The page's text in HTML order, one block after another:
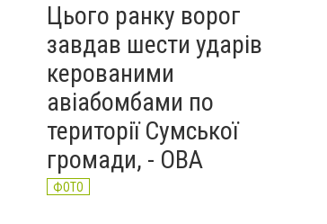
Цього ранку ворог
завдав шести ударів
керованими
авіабомбами по
території Сумської
громади, - ОВА
ФОТО